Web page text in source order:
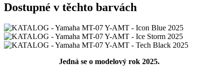
Dostupné v těchto barvách
Jedná se o modelový rok 2025.